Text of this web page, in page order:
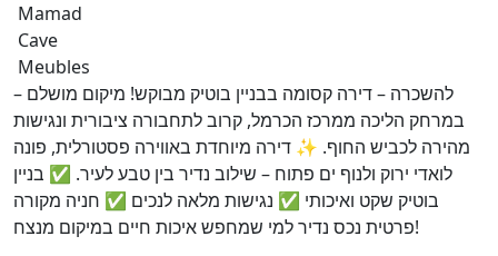
Mamad
Cave
Meubles
להשכרה – דירה קסומה בבניין בוטיק מבוקש! מיקום מושלם –
במרחק הליכה ממרכז הכרמל, קרוב לתחבורה ציבורית ונגישות
מהירה לכביש החוף. ✨ דירה מיוחדת באווירה פסטורלית, פונה
לואדי ירוק ולנוף ים פתוח – שילוב נדיר בין טבע לעיר. ✅ בניין
בוטיק שקט ואיכותי ✅ נגישות מלאה לנכים ✅ חניה מקורה
פרטית נכס נדיר למי שמחפש איכות חיים במיקום מנצח!